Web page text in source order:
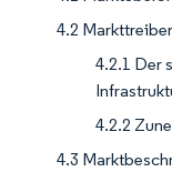
4.2 Markttreiber
4.2.1 Der
4.2.2
4.3